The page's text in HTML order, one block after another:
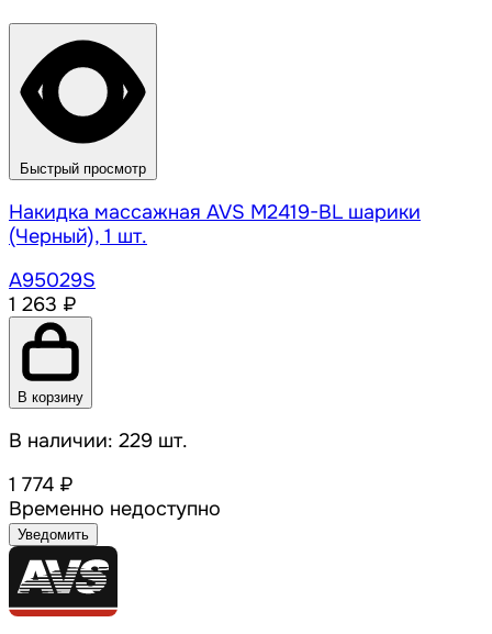
Быстрый просмотр
Накидка массажная AVS M2419-BL шарики
(Черный), 1 шт.
A95029S
1 263 ₽
В корзину
В наличии: 229 шт.
1 774 ₽
Временно недоступно
Уведомить